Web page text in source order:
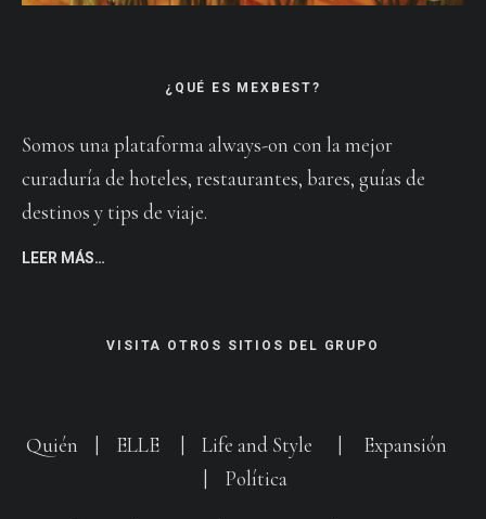
¿QUÉ ES MEXBEST?
Somos una plataforma always-on con la mejor
curaduría de hoteles, restaurantes, bares, guías de
destinos y tips de viaje.
LEER MÁS…
VISITA OTROS SITIOS DEL GRUPO
Quién ELLE Life and Style
Expansión
Política